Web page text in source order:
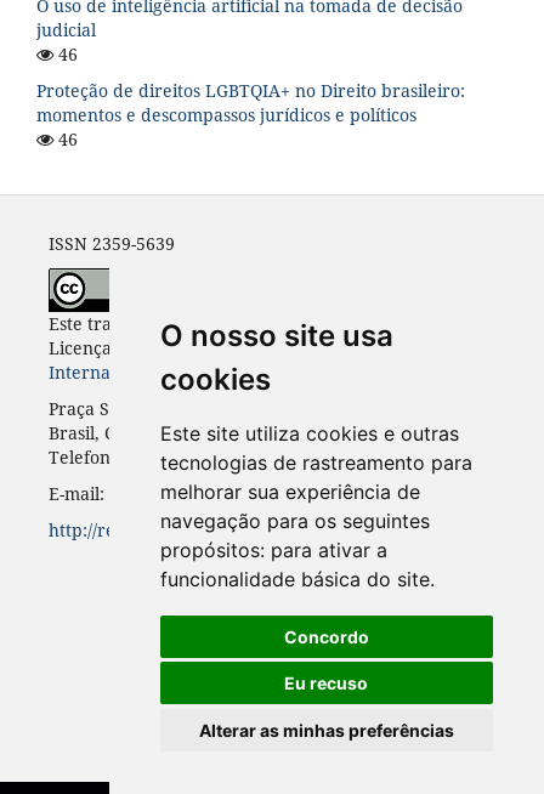
O nosso site usa
cookies
Este site utiliza cookies e outras
tecnologias de rastreamento para
melhorar sua experiência de
navegação para os seguintes
propósitos: para ativar a
funcionalidade básica do site.
Concordo
Eu recuso
Alterar as minhas preferências
O uso de inteligência artificial na tomada de decisão
judicial
46
Proteção de direitos LGBTQIA+ no Direito brasileiro:
momentos e descompassos jurídicos e políticos
46
ISSN 2359-5639
Este trabalho está licenciado com uma
Licença
Creative Commons - Atribuição 4.0
Internacional
.
Praça Santos Andrade, n. 50, 3º andar, Curitiba-PR,
Brasil, CEP 80.020-300
Telefone: +55 41 3352-0716
E-mail: rinc.ufpr@gmail.com
http://revistas.ufpr.br/rinc